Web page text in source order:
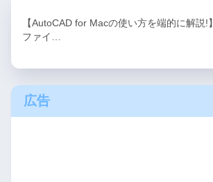
【AutoCAD for Macの使い方を端的に解説!】
ファイ…
広告